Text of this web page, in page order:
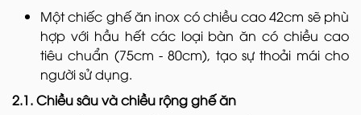
Một chiếc ghế ăn inox có chiều cao 42cm sẽ phù
hợp với hầu hết các loại bàn ăn có chiều cao
tiêu chuẩn (75cm - 80cm), tạo sự thoải mái cho
người sử dụng.
2.1. Chiều sâu và chiều rộng ghế ăn